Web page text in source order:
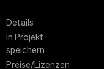
Details
In Projekt
speichern
Preise/Lizenzen